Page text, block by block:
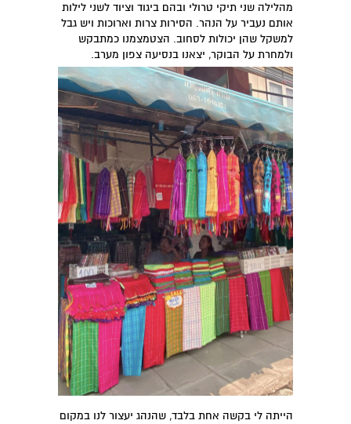
מהלילה שני תיקי טרולי ובהם ביגוד וציוד לשני לילות
אותם נעביר על הנהר. הסירות צרות וארוכות ויש גבל
למשקל שהן יכולות לסחוב. הצטמצמנו כמתבקש
ולמחרת על הבוקר, יצאנו בנסיעה צפון מערב.
הייתה לי בקשה אחת בלבד, שהנהג יעצור לנו במקום